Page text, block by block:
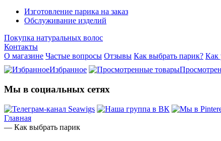
Изготовление парика на заказ
Обслуживание изделий
Покупка натуральных волос
Контакты
О магазине Частые вопросы Отзывы Как выбрать парик? Как
Избранное
Мы в социальных сетях
Главная
— Как выбрать парик